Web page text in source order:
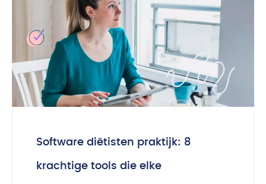
Software diëtisten praktijk: 8
krachtige tools die elke